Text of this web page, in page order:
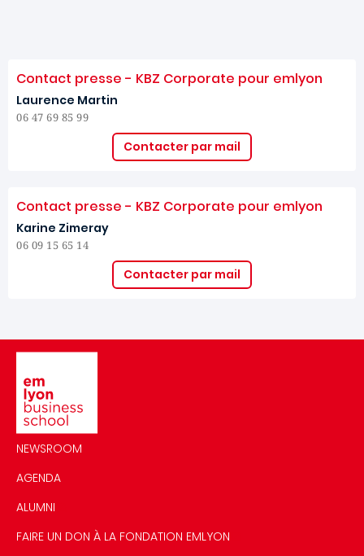
Contact presse - KBZ Corporate pour emlyon
Laurence Martin
06 47 69 85 99
Contacter par mail
Contact presse - KBZ Corporate pour emlyon
Karine Zimeray
06 09 15 65 14
Contacter par mail
NEWSROOM
AGENDA
ALUMNI
FAIRE UN DON À LA FONDATION EMLYON